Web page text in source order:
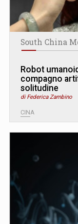
South China
Robot
compagno
solitudine
di Federica Zambino
CINA